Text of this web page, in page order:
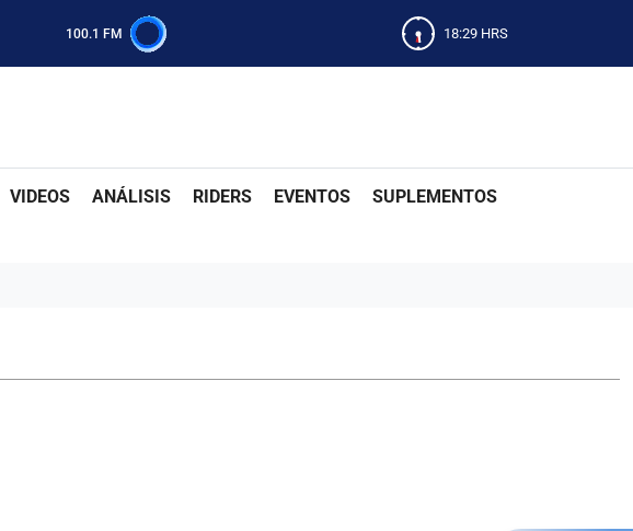
100.1 FM 18:29 HRS
VIDEOS ANÁLISIS RIDERS EVENTOS SUPLEMENTOS